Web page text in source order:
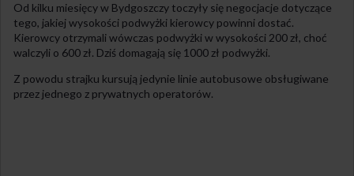
Od kilku miesięcy w Bydgoszczy toczyły się negocjacje dotyczące
tego, jakiej wysokości podwyżki kierowcy powinni dostać.
Kierowcy otrzymali wówczas podwyżki w wysokości 200 zł, choć
walczyli o 600 zł. Dziś domagają się 1000 zł podwyżki.
Z powodu strajku kursują jedynie linie autobusowe obsługiwane
przez jednego z prywatnych operatorów.